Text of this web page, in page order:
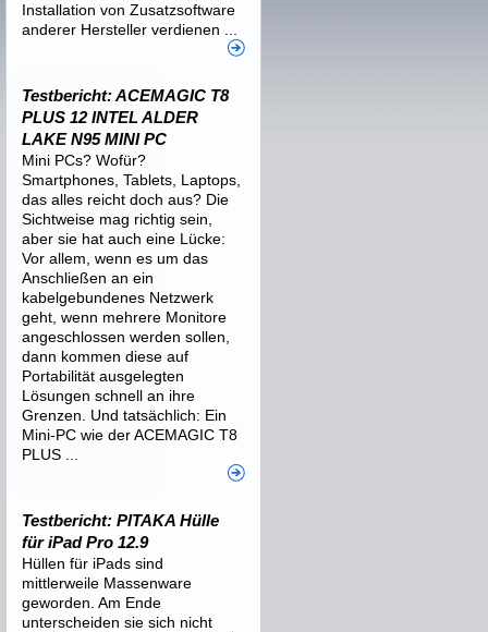
Installation von Zusatzsoftware
anderer Hersteller verdienen ...
Testbericht: ACEMAGIC T8
PLUS 12 INTEL ALDER
LAKE N95 MINI PC
Mini PCs? Wofür?
Smartphones, Tablets, Laptops,
das alles reicht doch aus? Die
Sichtweise mag richtig sein,
aber sie hat auch eine Lücke:
Vor allem, wenn es um das
Anschließen an ein
kabelgebundenes Netzwerk
geht, wenn mehrere Monitore
angeschlossen werden sollen,
dann kommen diese auf
Portabilität ausgelegten
Lösungen schnell an ihre
Grenzen. Und tatsächlich: Ein
Mini-PC wie der ACEMAGIC T8
PLUS ...
Testbericht: PITAKA Hülle
für iPad Pro 12.9
Hüllen für iPads sind
mittlerweile Massenware
geworden. Am Ende
unterscheiden sie sich nicht